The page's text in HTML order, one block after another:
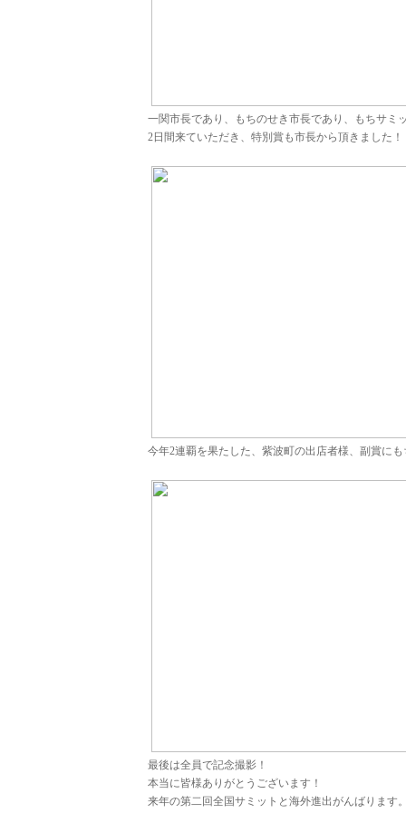
一関市長であり、もちのせき市長であり、もちサミ
2日間来ていただき、特別賞も市長から頂きました！
今年2連覇を果たした、紫波町の出店者様、副賞にも
最後は全員で記念撮影！
本当に皆様ありがとうございます！
来年の第二回全国サミットと海外進出がんばります。